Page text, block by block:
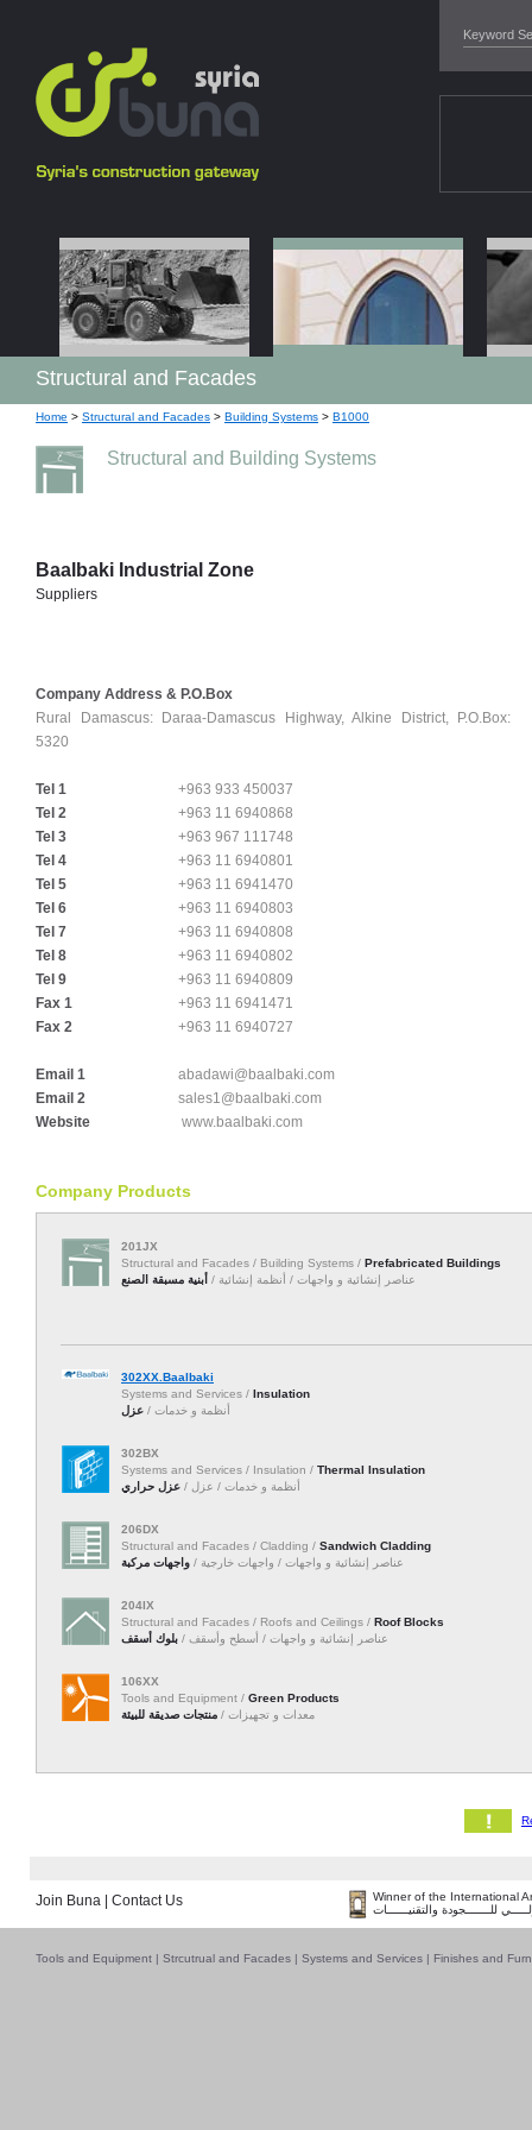
Structural and Facades
Home > Structural and Facades > Building Systems > B1000
Structural and Building Systems
Baalbaki Industrial Zone
Suppliers
Company Address & P.O.Box
Rural Damascus:Daraa-Damascus Highway, Alkine District, P.O.Box:
5320
Tel 1
+963 933 450037
Tel 2
+963 11 6940868
Tel 3
+963 967 111748
Tel 4
+963 11 6940801
Tel 5
+963 11 6941470
Tel 6
+963 11 6940803
Tel 7
+963 11 6940808
Tel 8
+963 11 6940802
Tel 9
+963 11 6940809
Fax 1
+963 11 6941471
Fax 2
+963 11 6940727
Email 1
abadawi@baalbaki.com
Email 2
sales1@baalbaki.com
Website
www.baalbaki.com
Company Products
201JX
Structural and Facades / Building Systems / Prefabricated Buildings
عناصر إنشائية و واجهات / أنظمة إنشائية / أبنية مسبقة الصنع
302XX.Baalbaki
Systems and Services / Insulation
أنظمة و خدمات / عزل
302BX
Systems and Services / Insulation / Thermal Insulation
أنظمة و خدمات / عزل / عزل حراري
206DX
Structural and Facades / Cladding / Sandwich Cladding
عناصر إنشائية و واجهات / واجهات خارجية / واجهات مركبة
204IX
Structural and Facades / Roofs and Ceilings / Roof Blocks
عناصر إنشائية و واجهات / أسطح وأسقف / بلوك أسقف
106XX
Tools and Equipment / Green Products
معدات و تجهيزات / منتجات صديقة للبيئة
Join Buna Contact Us
Winner of the International
للـــــــجودة والتقنيــــــات
Tools and Equipment | Strcutrual and Facades | Systems and Services | Finishes and